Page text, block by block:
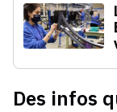
Des infos